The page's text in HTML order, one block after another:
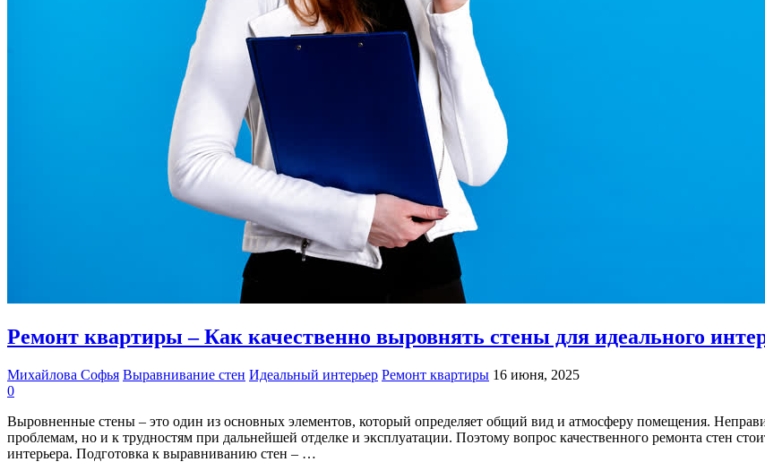
Ремонт квартиры – Как качественно выровнять стены для идеального
Михайлова Софья Выравнивание стен Идеальный интерьер Ремонт квартиры 16 июня, 2025
0
Выровненные стены – это один из основных элементов, который определяет общий вид и атмосферу помещения.
проблемам, но и к трудностям при дальнейшей отделке и эксплуатации. Поэтому вопрос качественного ремонта стен
интерьера. Подготовка к выравниванию стен – …